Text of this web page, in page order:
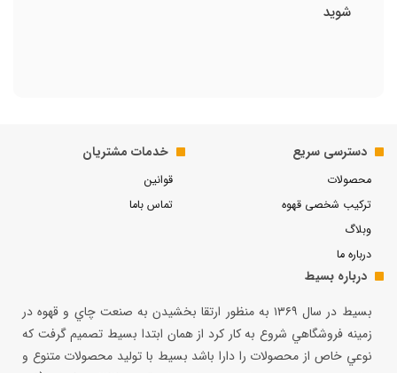
شوید
دسترسی سریع
محصولات
ترکیب شخصی قهوه
وبلاگ
درباره ما
خدمات مشتریان
قوانین
تماس باما
درباره بسیط
بسيط در سال ۱۳۶۹ به منظور ارتقا بخشيدن به صنعت چاي و قهوه در
زمينه فروشگاهي شروع به كار كرد از همان ابتدا بسيط تصميم گرفت كه
نوعي خاص از محصولات را دارا باشد بسيط با توليد محصولات متنوع و